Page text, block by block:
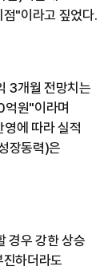
"이라고 짚었다.
3개월 전망치는
원"이라며
에 따라 실적
장동력)은
경우 강한 상승
하더라도